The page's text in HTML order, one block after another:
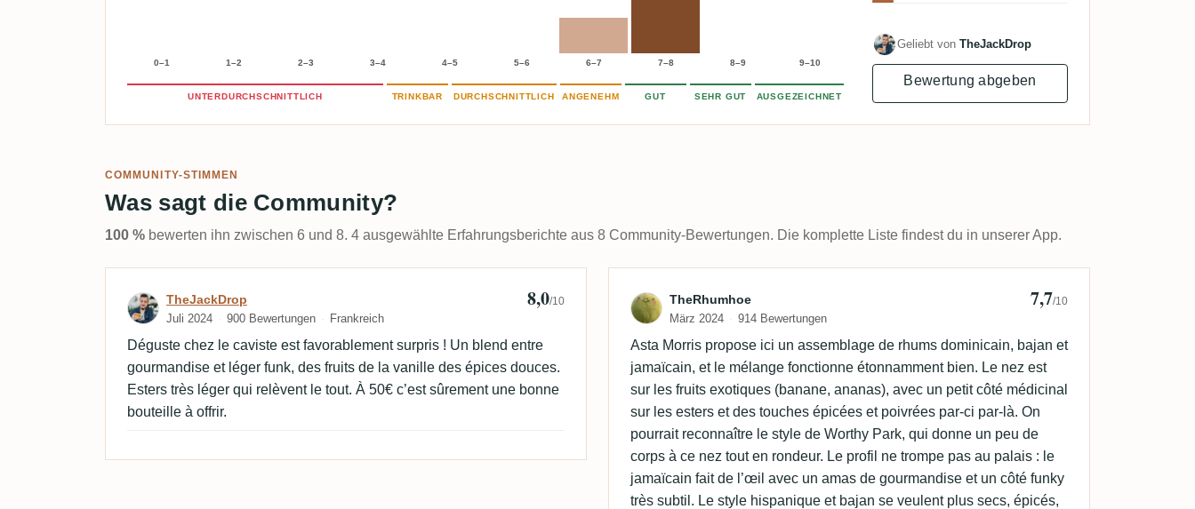
0–1 1–2 2–3 3–4 4–5 5–6 6–7 7–8 8–9 9–10
UNTERDURCHSCHNITTLICH TRINKBAR DURCHSCHNITTLICH ANGENEHM GUT SEHR GUT AUSGEZEICHNET
Geliebt von TheJackDrop
Bewertung abgeben
COMMUNITY-STIMMEN
Was sagt die Community?
100 % bewerten ihn zwischen 6 und 8. 4 ausgewählte Erfahrungsberichte aus 8 Community-Bewertungen. Die komplette Liste findest du in unserer App.
Bewertung von TheJackDrop
TheJackDrop
Juli 2024 900 Bewertungen Frankreich
8,0/10
Déguste chez le caviste est favorablement surpris ! Un blend entre
gourmandise et léger funk, des fruits de la vanille des épices douces.
Esters très léger qui relèvent le tout. À 50€ c’est sûrement une bonne
bouteille à offrir.
Bewertung von TheRhumhoe
TheRhumhoe
März 2024 914 Bewertungen
7,7/10
Asta Morris propose ici un assemblage de rhums dominicain, bajan et
jamaïcain, et le mélange fonctionne étonnamment bien. Le nez est
sur les fruits exotiques (banane, ananas), avec un petit côté médicinal
sur les esters et des touches épicées et poivrées par-ci par-là. On
pourrait reconnaître le style de Worthy Park, qui donne un peu de
corps à ce nez tout en rondeur. Le profil ne trompe pas au palais : le
jamaïcain fait de l’œil avec un amas de gourmandise et un côté funky
très subtil. Le style hispanique et bajan se veulent plus secs, épicés,